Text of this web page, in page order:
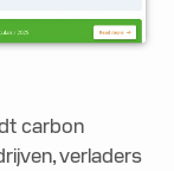
carbon
verladers